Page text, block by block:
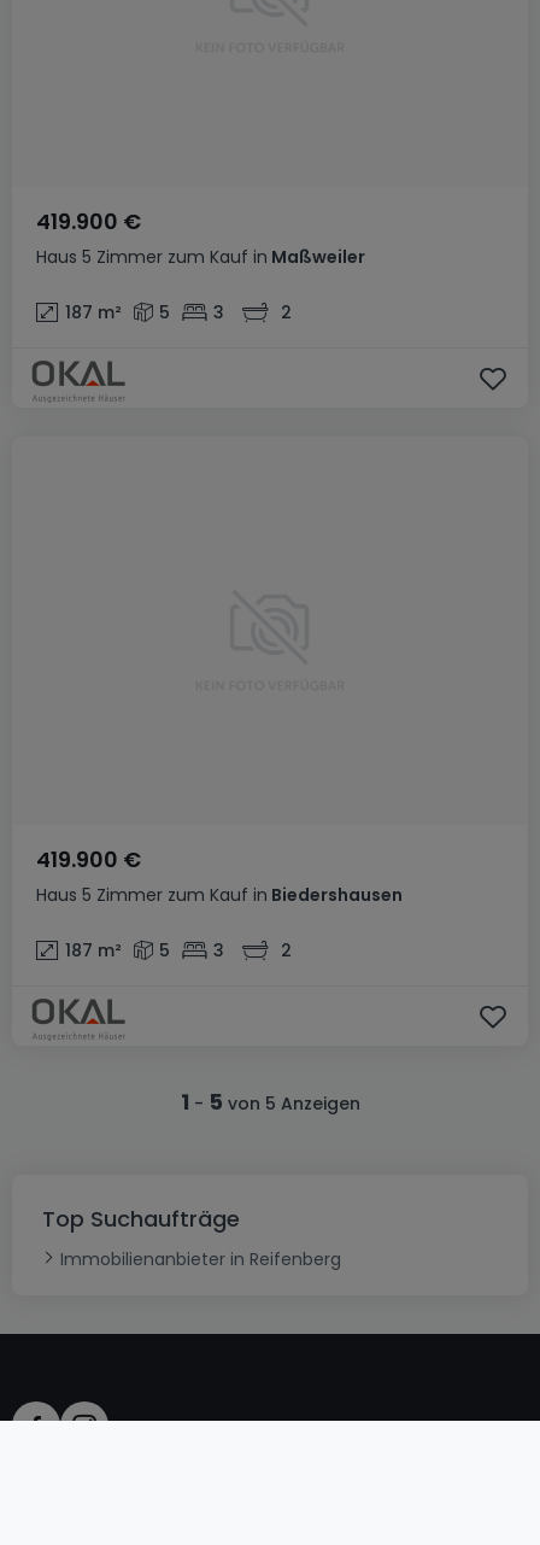
Haus 5 Zimmer zum Kauf in Maßweiler
419.900 €
187 m² 5 3 2
Haus 5 Zimmer zum Kauf in Biedershausen
419.900 €
187 m² 5 3 2
1 - 5 von 5 Anzeigen
Top Suchaufträge
Immobilienanbieter in Reifenberg